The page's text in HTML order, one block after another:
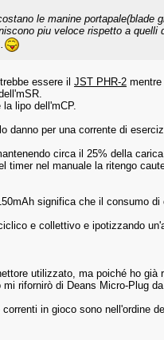
le manine portapale(blade
piu veloce rispetto a quelli
essere il JST PHR-2
lipo dell'mCP.
danno per una corrente di
circa il 25% della
timer nel manuale la ritengo
significa che il consumo
e collettivo e ipotizzando
utilizzato, ma poiché ho
rifornirò di Deans Micro-Plug
in gioco sono nell'ordine